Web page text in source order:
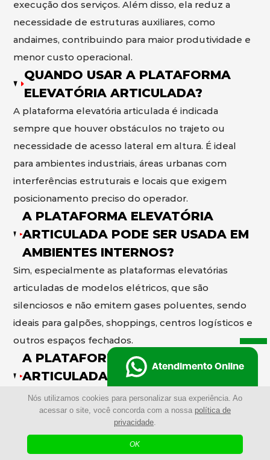
Nós utilizamos cookies para personalizar sua experiência. Ao
acessar o site, você concorda com a nossa política de
privacidade.
OK
execução dos serviços. Além disso, ela reduz a
necessidade de estruturas auxiliares, como
andaimes, contribuindo para maior produtividade e
menor custo operacional.
QUANDO USAR A PLATAFORMA
ELEVATÓRIA ARTICULADA?
A plataforma elevatória articulada é indicada
sempre que houver obstáculos no trajeto ou
necessidade de acesso lateral em altura. É ideal
para ambientes industriais, áreas urbanas com
interferências estruturais e locais que exigem
posicionamento preciso do operador.
A PLATAFORMA ELEVATÓRIA
ARTICULADA PODE SER USADA EM
AMBIENTES INTERNOS?
Sim, especialmente as plataformas elevatórias
articuladas de modelos elétricos, que são
silenciosos e não emitem gases poluentes, sendo
ideais para galpões, shoppings, centros logísticos e
outros espaços fechados.
A PLATAFORMA ELEVATÓRIA
ARTICULADA PODE SER USADA EM
AMBIENTES EXTERNOS?
Sim, existem as plataformas elevatórias articuladas
de modelos a diesel desenvolvidos para operar em
ambientes externos, com maior potência e
Atendimento Online